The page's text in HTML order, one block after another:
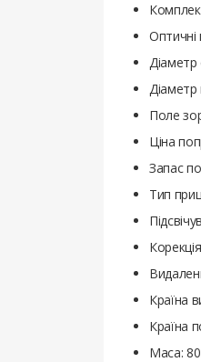
Оптичні
Діаметр
Поле
Ціна
Запас
Тип
Країна
Країна
Маса: